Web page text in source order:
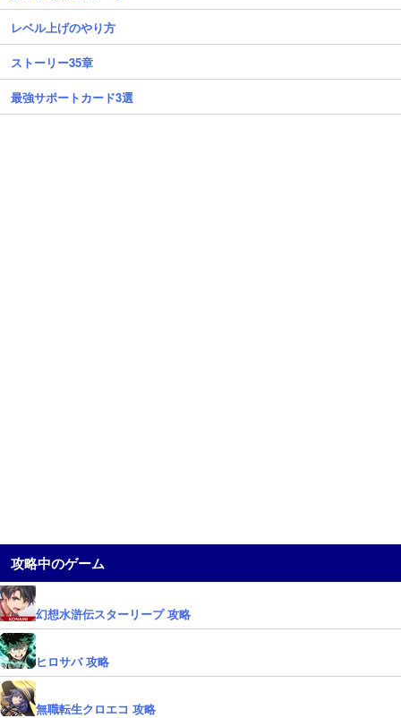
レベル上げのやり方
ストーリー35章
最強サポートカード3選
攻略中のゲーム
幻想水滸伝スターリープ 攻略
ヒロサバ 攻略
無職転生クロエコ 攻略